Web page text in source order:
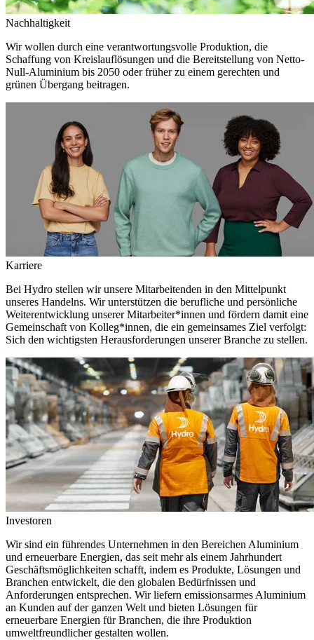
Nachhaltigkeit
Wir wollen durch eine verantwortungsvolle Produktion, die
Schaffung von Kreislauflösungen und die Bereitstellung von Netto-
Null-Aluminium bis 2050 oder früher zu einem gerechten und
grünen Übergang beitragen.
Karriere
Bei Hydro stellen wir unsere Mitarbeitenden in den Mittelpunkt
unseres Handelns. Wir unterstützen die berufliche und persönliche
Weiterentwicklung unserer Mitarbeiter*innen und fördern damit eine
Gemeinschaft von Kolleg*innen, die ein gemeinsames Ziel verfolgt:
Sich den wichtigsten Herausforderungen unserer Branche zu stellen.
Investoren
Wir sind ein führendes Unternehmen in den Bereichen Aluminium
und erneuerbare Energien, das seit mehr als einem Jahrhundert
Geschäftsmöglichkeiten schafft, indem es Produkte, Lösungen und
Branchen entwickelt, die den globalen Bedürfnissen und
Anforderungen entsprechen. Wir liefern emissionsarmes Aluminium
an Kunden auf der ganzen Welt und bieten Lösungen für
erneuerbare Energien für Branchen, die ihre Produktion
umweltfreundlicher gestalten wollen.